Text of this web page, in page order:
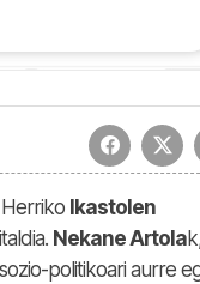
Ikastolen
Nekane Artola
politikoari aurre